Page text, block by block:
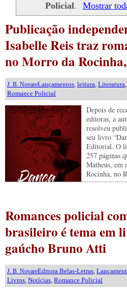
Policial. Mostrar
Publicação
Isabelle Reis traz
no Morro da
J. B. NovareLançamentos leitura Literatura
Romance Policial
Depois de
editoras, a
resolveu
seu livro
Editorial. O
257 páginas
Matheus, em
Rocinha, no
Romances policial
brasileiro é tema em
gaúcho Bruno Atti
J. B. NovareEditora Belas-Letras
Livros Notícias Romance Policial